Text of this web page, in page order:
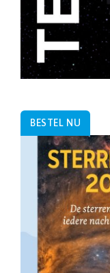
BESTEL NU